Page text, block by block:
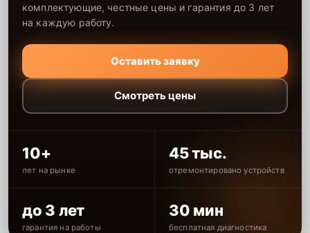
комплектующие, честные цены и гарантия до 3 лет
на каждую работу.
Оставить заявку
Смотреть цены
10+
лет на рынке
45 тыс.
отремонтировано устройств
до 3 лет
гарантия на работы
30 мин
бесплатная диагностика